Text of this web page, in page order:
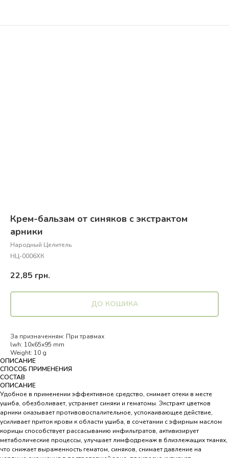
Крем-бальзам от синяков с экстрактом
арники
Народный Целитель
НЦ-0006ХК
22,85 грн.
ДО КОШИКА
За призначенням: При травмах
lwh: 10x65x95 mm
Weight: 10 g
ОПИСАНИЕ
СПОСОБ ПРИМЕНЕНИЯ
СОСТАВ
ОПИСАНИЕ
Удобное в применении эффективное средство, снимает отеки в месте
ушиба, обезболивает, устраняет синяки и гематомы. Экстракт цветков
арники оказывает противовоспалительное, успокаивающее действие,
усиливает приток крови к области ушиба, в сочетании с эфирным маслом
корицы способствует рассасыванию инфильтратов, активизирует
метаболические процессы, улучшает лимфодренаж в близлежащих тканях,
что снижает выраженность гематом, синяков, снимает давление на